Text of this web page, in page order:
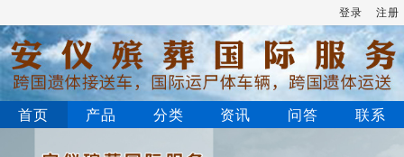
登录 注册
首页 产品 分类 资讯 问答 联系